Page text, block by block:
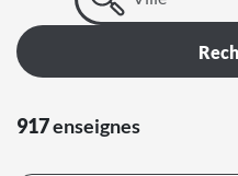
917enseignes